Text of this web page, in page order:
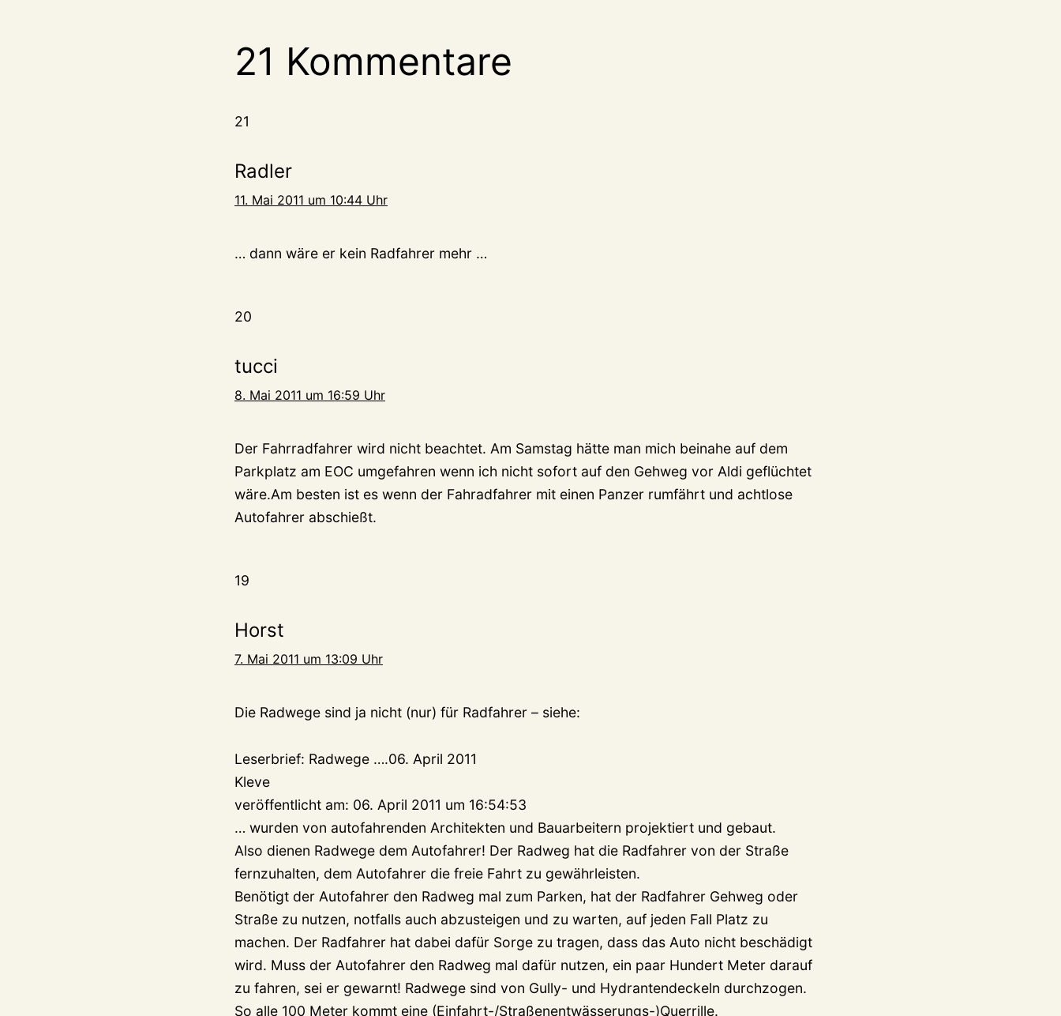
21 Kommentare
21
Radler
11. Mai 2011 um 10:44 Uhr
… dann wäre er kein Radfahrer mehr …
20
tucci
8. Mai 2011 um 16:59 Uhr
Der Fahrradfahrer wird nicht beachtet. Am Samstag hätte man mich beinahe auf dem
Parkplatz am EOC umgefahren wenn ich nicht sofort auf den Gehweg vor Aldi geflüchtet
wäre.Am besten ist es wenn der Fahradfahrer mit einen Panzer rumfährt und achtlose
Autofahrer abschießt.
19
Horst
7. Mai 2011 um 13:09 Uhr
Die Radwege sind ja nicht (nur) für Radfahrer – siehe:
Leserbrief: Radwege ….06. April 2011
Kleve
veröffentlicht am: 06. April 2011 um 16:54:53
… wurden von autofahrenden Architekten und Bauarbeitern projektiert und gebaut.
Also dienen Radwege dem Autofahrer! Der Radweg hat die Radfahrer von der Straße
fernzuhalten, dem Autofahrer die freie Fahrt zu gewährleisten.
Benötigt der Autofahrer den Radweg mal zum Parken, hat der Radfahrer Gehweg oder
Straße zu nutzen, notfalls auch abzusteigen und zu warten, auf jeden Fall Platz zu
machen. Der Radfahrer hat dabei dafür Sorge zu tragen, dass das Auto nicht beschädigt
wird. Muss der Autofahrer den Radweg mal dafür nutzen, ein paar Hundert Meter darauf
zu fahren, sei er gewarnt! Radwege sind von Gully- und Hydrantendeckeln durchzogen.
So alle 100 Meter kommt eine (Einfahrt-/Straßenentwässerungs-)Querrille.